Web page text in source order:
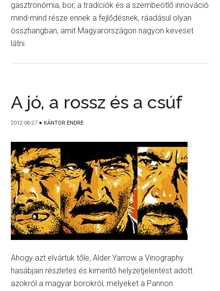
gasztronómia, bor, a tradíciók és a szembeötlő innováció
mind-mind része ennek a fejlődésnek, ráadásul olyan
összhangban, amit Magyarországon nagyon keveset
látni.
A jó, a rossz és a csúf
2012-06-27 ● KÁNTOR ENDRE
Ahogy azt elvártuk tőle, Alder Yarrow a Vinography
hasábjain részletes és kimerítő helyzetjelentést adott
azokról a magyar borokról, melyeket a Pannon